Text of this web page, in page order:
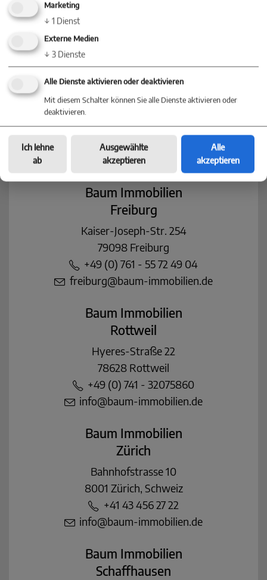
konstanz@baum-immobilien.de
Baum Immobilien
Stuttgart
70173 Stuttgart
+49 (0) 711 - 217 249 505
stuttgart@baum-immobilien.de
Baum Immobilien
Freiburg
Kaiser-Joseph-Str. 254
79098 Freiburg
+49 (0) 761 - 55 72 49 04
freiburg@baum-immobilien.de
Baum Immobilien
Rottweil
Hyeres-Straße 22
78628 Rottweil
+49 (0) 741 - 32075860
info@baum-immobilien.de
Baum Immobilien
Zürich
Bahnhofstrasse 10
8001 Zürich, Schweiz
+41 43 456 27 22
info@baum-immobilien.de
Baum Immobilien
Schaffhausen
Marketing
↓ 1 Dienst
Externe Medien
↓ 3 Dienste
Alle Dienste aktivieren oder deaktivieren
Mit diesem Schalter können Sie alle Dienste aktivieren oder
deaktivieren.
Ich lehne
ab
Ausgewählte
akzeptieren
Alle
akzeptieren